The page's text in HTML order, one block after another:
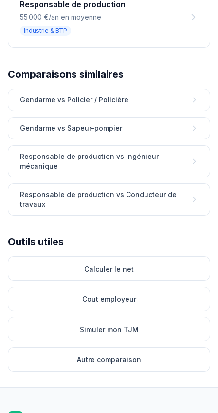
Responsable de production
55 000 €/an en moyenne
Industrie & BTP
Comparaisons similaires
Gendarme vs Policier / Policière
Gendarme vs Sapeur-pompier
Responsable de production vs Ingénieur
mécanique
Responsable de production vs Conducteur de
travaux
Outils utiles
Calculer le net
Cout employeur
Simuler mon TJM
Autre comparaison